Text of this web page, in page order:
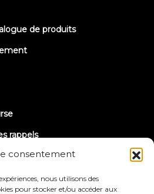
consentement
nous utilisons des
pour stocker et/ou accéder aux
de produits
rappels